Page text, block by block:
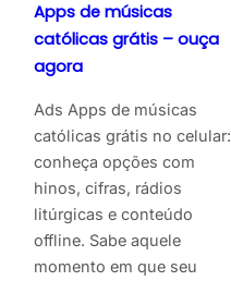
Apps de músicas
católicas grátis – ouça
agora
Ads Apps de músicas
católicas grátis no celular:
conheça opções com
hinos, cifras, rádios
litúrgicas e conteúdo
offline. Sabe aquele
momento em que seu